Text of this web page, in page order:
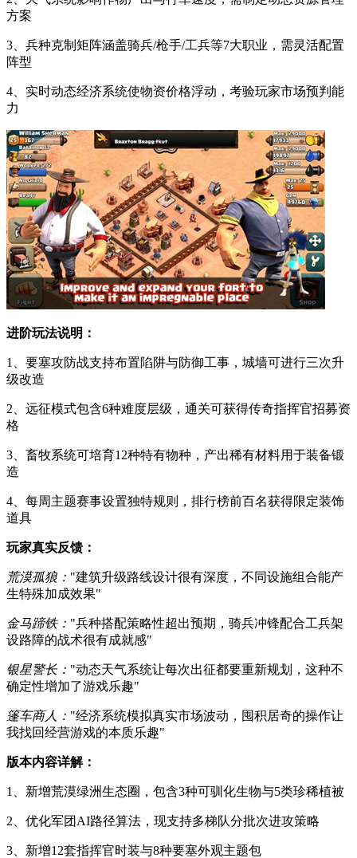
方案
3、兵种克制矩阵涵盖骑兵/枪手/工兵等7大职业，需灵活配置
阵型
4、实时动态经济系统使物资价格浮动，考验玩家市场预判能
力
进阶玩法说明：
1、要塞攻防战支持布置陷阱与防御工事，城墙可进行三次升
级改造
2、远征模式包含6种难度层级，通关可获得传奇指挥官招募资
格
3、畜牧系统可培育12种特有物种，产出稀有材料用于装备锻
造
4、每周主题赛事设置独特规则，排行榜前百名获得限定装饰
道具
玩家真实反馈：
荒漠孤狼： "建筑升级路线设计很有深度，不同设施组合能产
生特殊加成效果"
金马蹄铁： "兵种搭配策略性超出预期，骑兵冲锋配合工兵架
设路障的战术很有成就感"
银星警长： "动态天气系统让每次出征都要重新规划，这种不
确定性增加了游戏乐趣"
篷车商人： "经济系统模拟真实市场波动，囤积居奇的操作让
我找回经营游戏的本质乐趣"
版本内容详解：
1、新增荒漠绿洲生态圈，包含3种可驯化生物与5类珍稀植被
2、优化军团AI路径算法，现支持多梯队分批次进攻策略
3、新增12套指挥官时装与8种要塞外观主题包